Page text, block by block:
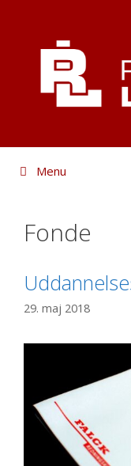
indhold
Menu
Fonde
29. maj 2018